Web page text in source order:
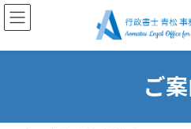
コ
ン
ン
ナ
ビ
ー
ご